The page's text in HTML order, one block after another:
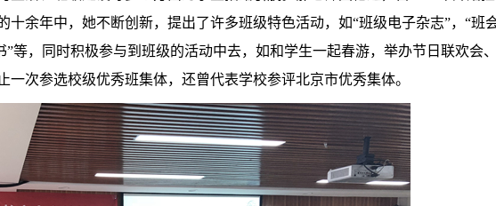
十余年中，她不断创新，提出了许多班级特色活动，如“班级电子杂志”，“班
”等，同时积极参与到班级的活动中去，如和学生一起春游，举办节日联欢会、
一次参选校级优秀班集体，还曾代表学校参评北京市优秀集体。